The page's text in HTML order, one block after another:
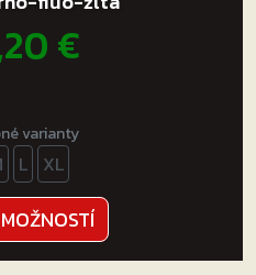
€
varianty
L XL
produkt
má